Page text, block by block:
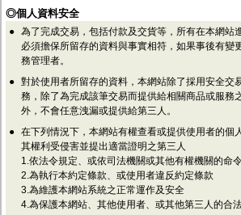
AHD防護罩型攝影機(適用屋外，紅外線照射
距離遠）
AHD特殊功能型攝影機
旋轉型攝影機.旋轉台
傳統高解析攝影機
鏡頭
投光設備
防護罩及支架
多路攝影機單軸傳輸
監聽器.麥克風
網路設備
視訊轉換設備
雙絞線傳輸器
雜訊改善器
◎個人資料安全
● 為了完成交易，包括付款及交貨等，所有在本網站
必須擔保所留存的資料與事實相符，如果事後有變
務管理者。
● 對於使用者所留存的資料，本網站除了採用安全交
務，除了為完成該筆交易而提供給相關商品或服務
外，不會任意洩漏或提供給第三人。
● 在下列情況下，本網站有權查看或提供使用者的個
其權利受侵害並提出適當證明之第三人
1.依法令規定、或依司法機關或其他有權機關的命
2.為執行本約定條款、或使用者違反約定條款
3.為維護本網站系統之正常運作及安全
4.為保護本網站、其他使用者、或其他第三人的合